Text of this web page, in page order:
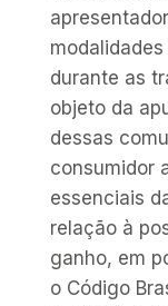
durante as
objeto da
dessas
consumidor
essenciais
relação à
ganho, em
o Código